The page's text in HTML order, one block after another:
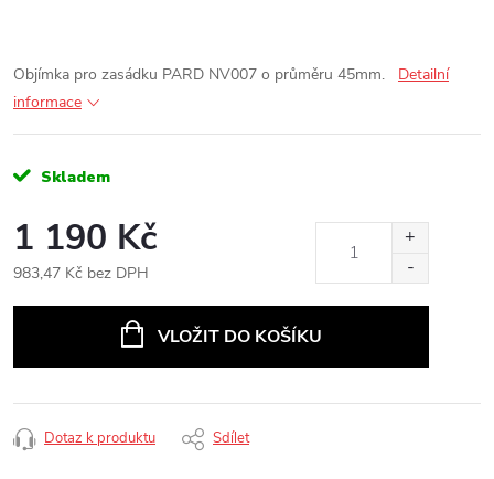
Objímka pro zasádku PARD NV007 o průměru 45mm.
Detailní
informace
Skladem
1 190 Kč
983,47 Kč bez DPH
VLOŽIT DO KOŠÍKU
Dotaz k produktu Sdílet